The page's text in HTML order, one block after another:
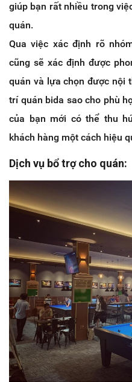
giúp bạn rất nhiều trong
quán.
Qua việc xác định rõ
cũng sẽ xác định được
quán và lựa chọn được nội
trí quán bida sao cho phù
của bạn mới có thể thu
khách hàng một cách hiệu
Dịch vụ bổ trợ cho quán: